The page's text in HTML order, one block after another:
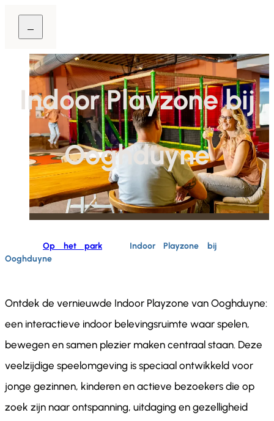
Indoor Playzone bij
Ooghduyne
Op het park
Indoor Playzone bij
Ooghduyne
Ontdek de vernieuwde Indoor Playzone van Ooghduyne:
een interactieve indoor belevingsruimte waar spelen,
bewegen en samen plezier maken centraal staan. Deze
veelzijdige speelomgeving is speciaal ontwikkeld voor
jonge gezinnen, kinderen en actieve bezoekers die op
zoek zijn naar ontspanning, uitdaging en gezelligheid